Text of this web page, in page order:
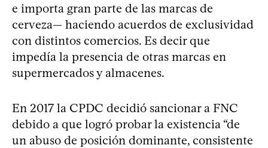
e importa gran parte de las marcas de
cerveza— haciendo acuerdos de exclusividad
con distintos comercios. Es decir que
impedía la presencia de otras marcas en
supermercados y almacenes.
En 2017 la CPDC decidió sancionar a FNC
debido a que logró probar la existencia “de
un abuso de posición dominante, consistente